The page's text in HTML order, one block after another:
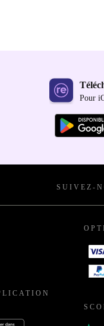
Pour
SUIVEZ-